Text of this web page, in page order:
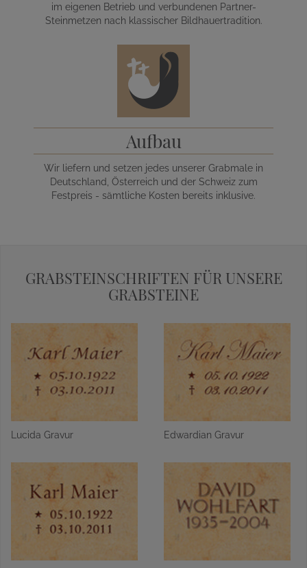
im eigenen Betrieb und verbundenen Partner-
Steinmetzen nach klassischer Bildhauertradition.
Aufbau
Wir liefern und setzen jedes unserer Grabmale in
Deutschland, Österreich und der Schweiz zum
Festpreis - sämtliche Kosten bereits inklusive.
GRABSTEINSCHRIFTEN FÜR UNSERE
GRABSTEINE
Lucida Gravur Edwardian Gravur